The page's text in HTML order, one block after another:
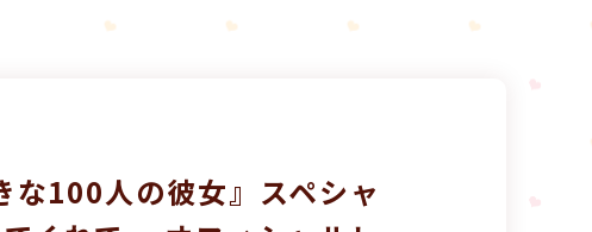
100人の彼女』スペシャ